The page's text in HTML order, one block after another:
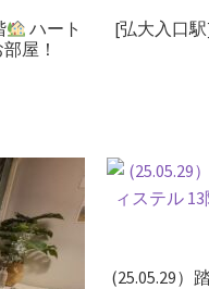
ハート
屋！
[弘大入口
(25.05.29）